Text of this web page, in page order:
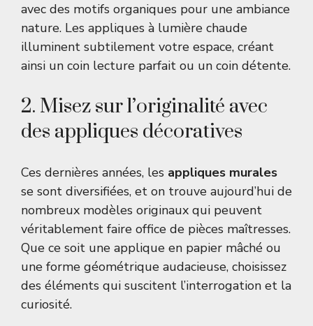
avec des motifs organiques pour une ambiance
nature. Les appliques à lumière chaude
illuminent subtilement votre espace, créant
ainsi un coin lecture parfait ou un coin détente.
2. Misez sur l’originalité avec
des appliques décoratives
Ces dernières années, les appliques murales
se sont diversifiées, et on trouve aujourd’hui de
nombreux modèles originaux qui peuvent
véritablement faire office de pièces maîtresses.
Que ce soit une applique en papier mâché ou
une forme géométrique audacieuse, choisissez
des éléments qui suscitent l’interrogation et la
curiosité.